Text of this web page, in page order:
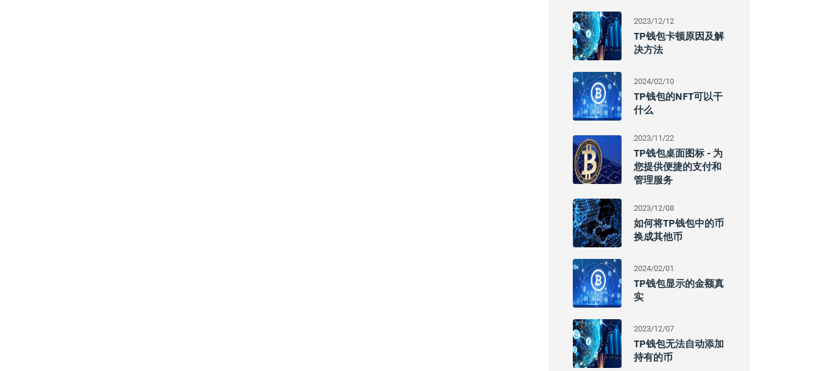
2023/12/12
TP钱包卡顿原因及解
决方法
2024/02/10
TP钱包的NFT可以干
什么
2023/11/22
TP钱包桌面图标 - 为
您提供便捷的支付和
管理服务
2023/12/08
如何将TP钱包中的币
换成其他币
2024/02/01
TP钱包显示的金额真
实
2023/12/07
TP钱包无法自动添加
持有的币